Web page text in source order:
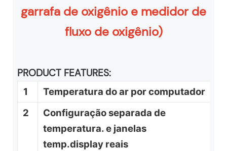
garrafa de oxigênio e medidor de
fluxo de oxigênio)
PRODUCT FEATURES:
1
Temperatura do ar por computador
2
Configuração separada de
temperatura. e janelas
temp.display reais